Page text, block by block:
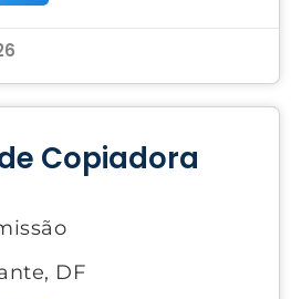
Copiadora
DF